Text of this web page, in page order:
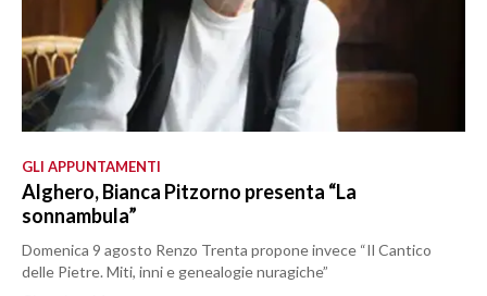
GLI APPUNTAMENTI
Alghero, Bianca Pitzorno presenta “La
sonnambula”
Domenica 9 agosto Renzo Trenta propone invece “Il Cantico
delle Pietre. Miti, inni e genealogie nuragiche”